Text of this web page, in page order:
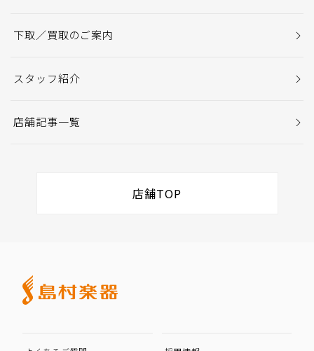
下取／買取のご案内
スタッフ紹介
店舗記事一覧
店舗TOP